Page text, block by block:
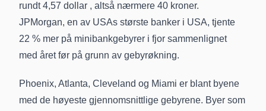
rundt 4,57 dollar , altså nærmere 40 kroner.
JPMorgan, en av USAs største banker i USA, tjente
22 % mer på minibankgebyrer i fjor sammenlignet
med året før på grunn av gebyrøkning.
Phoenix, Atlanta, Cleveland og Miami er blant byene
med de høyeste gjennomsnittlige gebyrene. Byer som